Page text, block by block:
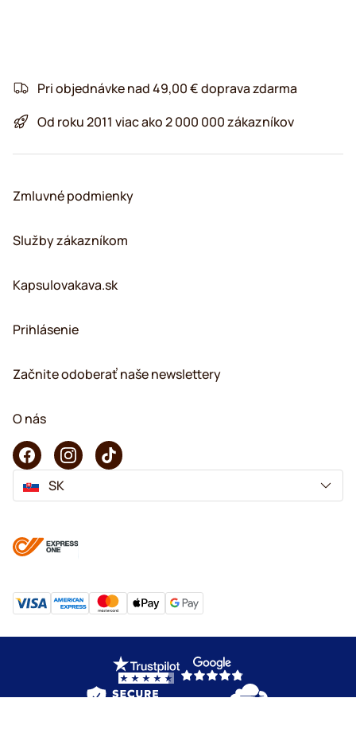
Pri objednávke nad 49,00 € doprava zdarma
Od roku 2011 viac ako 2 000 000 zákazníkov
Zmluvné podmienky
Služby zákazníkom
Kapsulovakava.sk
Prihlásenie
Začnite odoberať naše newslettery
O nás
SK